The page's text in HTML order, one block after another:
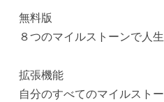
無料版
８つのマイルストーンで人
拡張機能
自分のすべてのマイルスト